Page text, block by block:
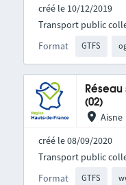
créé le 10/12/2019
Format GTFS
Transport public
(02)
Aisne
créé le 08/09/2020
Format GTFS
Transport public